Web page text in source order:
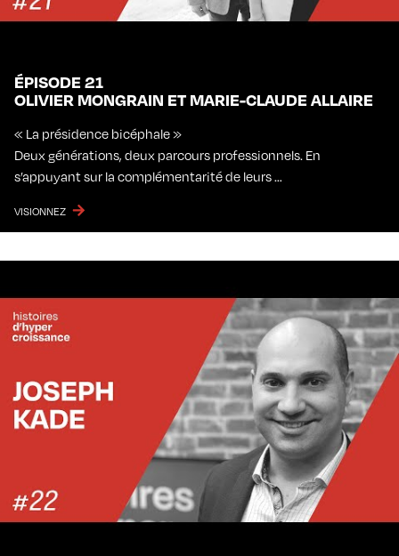
ÉPISODE 21
OLIVIER MONGRAIN ET MARIE-CLAUDE ALLAIRE
« La présidence bicéphale »
Deux générations, deux parcours professionnels. En
s’appuyant sur la complémentarité de leurs …
VISIONNEZ